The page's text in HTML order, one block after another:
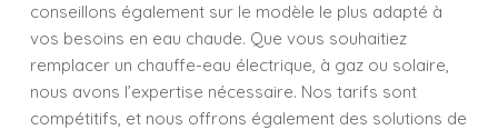
conseillons également sur le modèle le plus adapté à
vos besoins en eau chaude. Que vous souhaitiez
remplacer un chauffe-eau électrique, à gaz ou solaire,
nous avons l’expertise nécessaire. Nos tarifs sont
compétitifs, et nous offrons également des solutions de